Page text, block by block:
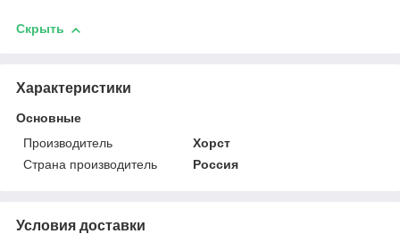
Скрыть
Характеристики
Основные
Производитель
Хорст
Страна производитель
Россия
Условия доставки